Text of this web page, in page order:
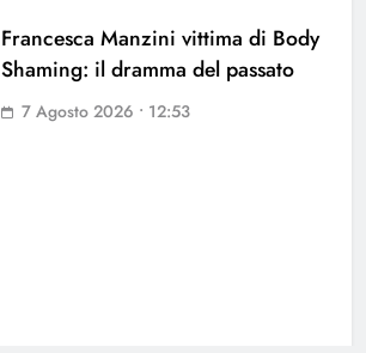
Francesca Manzini vittima di Body
Shaming: il dramma del passato
7 Agosto 2026 • 12:53